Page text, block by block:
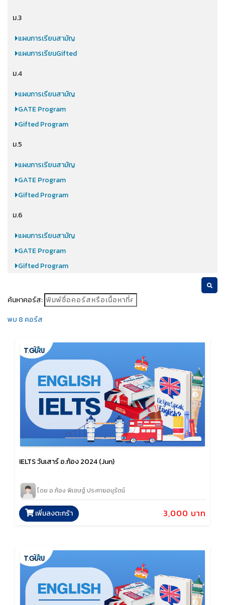
ม.3
แผนการเรียนสามัญ
แผนการเรียนGifted
ม.4
แผนการเรียนสามัญ
GATE Program
Gifted Program
ม.5
แผนการเรียนสามัญ
GATE Program
Gifted Program
ม.6
แผนการเรียนสามัญ
GATE Program
Gifted Program
ค้นหาคอร์ส:
พบ 8 คอร์ส
IELTS วันเสาร์ อ.ก้อง 2024 (Jun)
โดย อ.ก้อง พิเชษฐ์ ประกายอนุรัตน์
3,000 บาท
เพิ่มลงตะกร้า